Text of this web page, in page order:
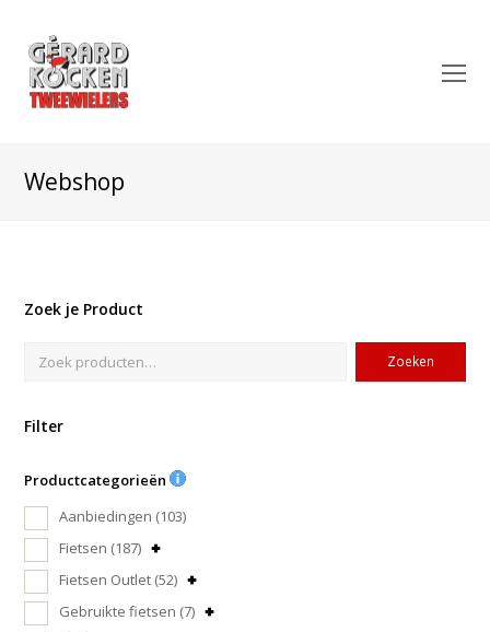
Webshop
Zoek je Product
Zoeken
Filter
Productcategorieën
Aanbiedingen (103)
Fietsen (187)
Fietsen Outlet (52)
Gebruikte fietsen (7)